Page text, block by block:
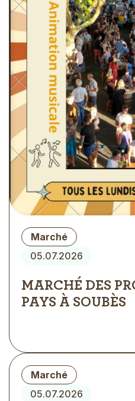
05.07.2026
Type
d'évènement
Marché
MARCHÉ DES
PAYS À SOUBÈS
05.07.2026
Type
d'évènement
Marché